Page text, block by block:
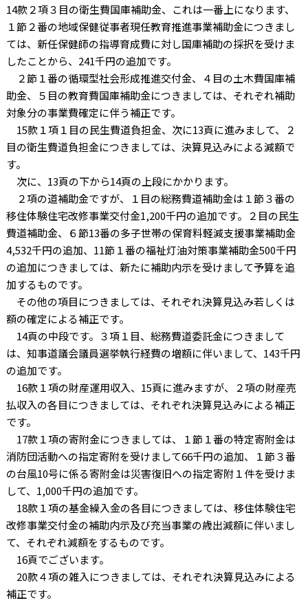
14款２項３目の衛生費国庫補助金、これは一番上になります、
１節２番の地域保健従事者現任教育推進事業補助金につきまし
ては、新任保健師の指導育成費に対し国庫補助の採択を受けま
したことから、241千円の追加です。
２節１番の循環型社会形成推進交付金、４目の土木費国庫補
助金、５目の教育費国庫補助金につきましては、それぞれ補助
対象分の事業費確定に伴う補正です。
15款１項１目の民生費道負担金、次に13頁に進みまして、２
目の衛生費道負担金につきましては、決算見込みによる減額で
す。
次に、13頁の下から14頁の上段にかかります。
２項の道補助金ですが、１目の総務費道補助金は１節３番の
移住体験住宅改修事業交付金1,200千円の追加です。２目の民生
費道補助金、６節13番の多子世帯の保育料軽減支援事業補助金
4,532千円の追加、11節１番の福祉灯油対策事業補助金500千円
の追加につきましては、新たに補助内示を受けまして予算を追
加するものです。
その他の項目につきましては、それぞれ決算見込み若しくは
額の確定による補正です。
14頁の中段です。３項１目、総務費道委託金につきまして
は、知事道議会議員選挙執行経費の増額に伴いまして、143千円
の追加です。
16款１項の財産運用収入、15頁に進みますが、２項の財産売
払収入の各目につきましては、それぞれ決算見込みによる補正
です。
17款１項の寄附金につきましては、１節１番の特定寄附金は
消防団活動への指定寄附を受けまして66千円の追加、１節３番
の台風10号に係る寄附金は災害復旧への指定寄附１件を受けま
して、1,000千円の追加です。
18款１項の基金繰入金の各目につきましては、移住体験住宅
改修事業交付金の補助内示及び充当事業の歳出減額に伴いまし
て、それぞれ減額をするものです。
16頁でございます。
20款４項の雑入につきましては、それぞれ決算見込みによる
補正です。